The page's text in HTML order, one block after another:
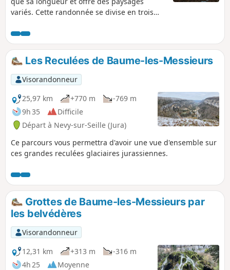
variés. Cette randonnée se divise en trois
jusqu'au plateau en pente douce ; le tour
des falaises presqu'à plat ; un retour en
descente.Les Reculées de Baume-les-Messieurs
Visorandonneur
25,97 km
+770 m
-769 m
9h 35
Difficile
Départ à Nevy-sur-Seille (Jura)
Ce parcours vous permettra d'avoir une vue d'ensemble sur
ces grandes reculées glaciaires jurassiennes.
Grottes de Baume-les-Messieurs par
les belvédères
Visorandonneur
12,31 km
+313 m
-316 m
4h 25
Moyenne